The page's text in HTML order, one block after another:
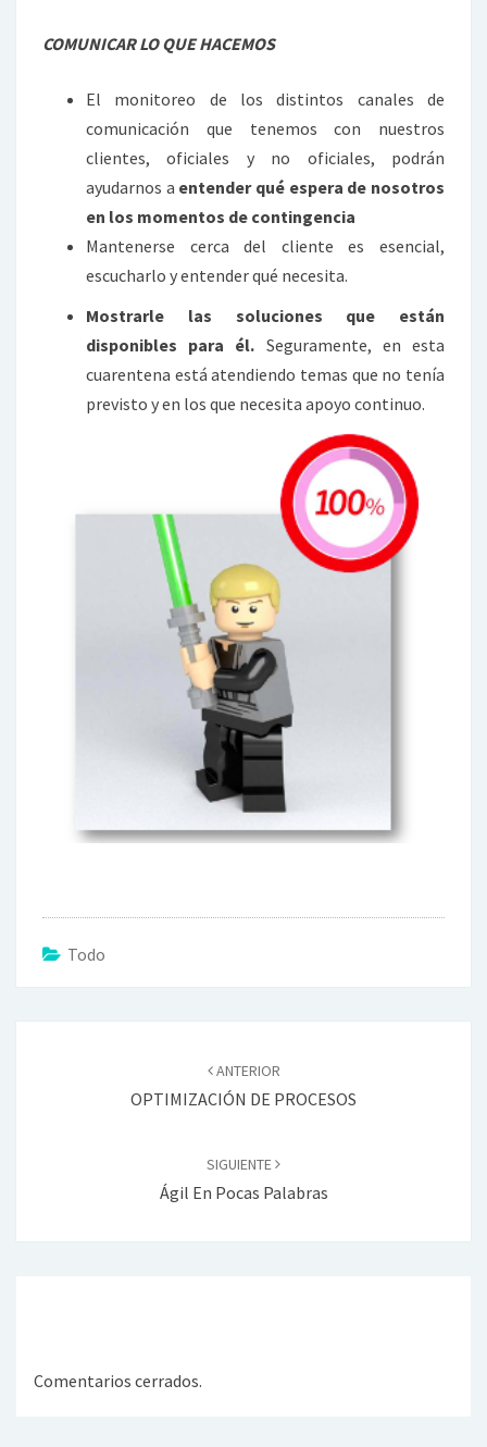
COMUNICAR LO QUE HACEMOS
El monitoreo de los distintos canales de
comunicación que tenemos con nuestros
clientes, oficiales y no oficiales, podrán
ayudarnos a entender qué espera de nosotros
en los momentos de contingencia
Mantenerse cerca del cliente es esencial,
escucharlo y entender qué necesita.
Mostrarle las soluciones que están
disponibles para él. Seguramente, en esta
cuarentena está atendiendo temas que no tenía
previsto y en los que necesita apoyo continuo.
Todo
ANTERIOR
OPTIMIZACIÓN DE PROCESOS
SIGUIENTE
Ágil En Pocas Palabras
Comentarios cerrados.